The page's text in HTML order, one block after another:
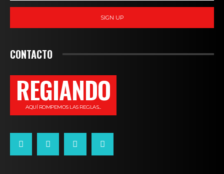
SIGN UP
CONTACTO
REGIANDO
AQUÍ ROMPEMOS LAS REGLAS...